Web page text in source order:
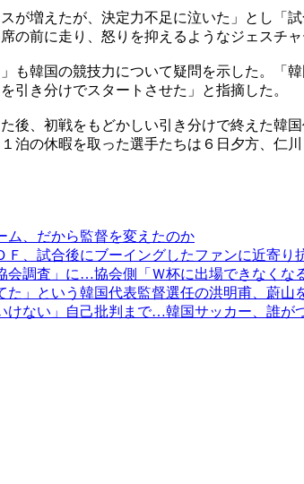
が増えたが、決定力不足に泣いた」とし「
の前に走り、怒りを抑えるようなジェスチ
も韓国の競技力について疑問を示した。「
引き分けでスタートさせた」と指摘した。
後、初戦をもどかしい引き分けで終えた韓
泊の休暇を取った選手たちは６日夕方、仁
ム、だから監督を変えたのか
Ｆ、試合後にブーイングしたファンに近寄り
会調査」に…協会側「Ｗ杯に出場できなくな
た」という韓国代表監督選任の洪明甫、蔚山
けない」自己批判まで…韓国サッカー、誰が